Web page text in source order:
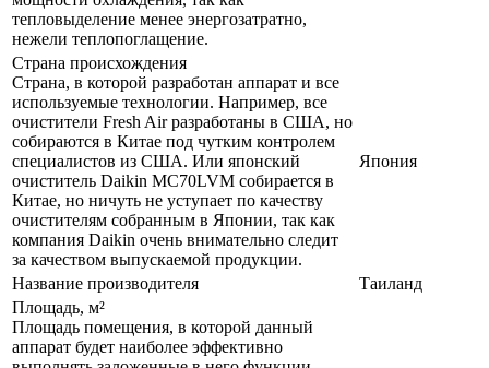
тепловыделение менее энергозатратно,
нежели теплопоглащение.
Страна происхождения
Страна, в которой разработан аппарат и все
используемые технологии. Например, все
очистители Fresh Air разработаны в США, но
собираются в Китае под чутким контролем
специалистов из США. Или японский
очиститель Daikin MC70LVM собирается в
Китае, но ничуть не уступает по качеству
очистителям собранным в Японии, так как
компания Daikin очень внимательно следит
за качеством выпускаемой продукции.
Япония
Название производителя
Таиланд
Площадь, м²
Площадь помещения, в которой данный
аппарат будет наиболее эффективно